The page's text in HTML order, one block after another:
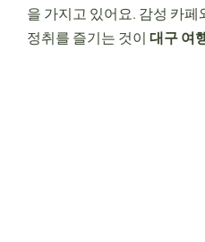
을 가지고 있어요. 감성 카
정취를 즐기는 것이 대구 여